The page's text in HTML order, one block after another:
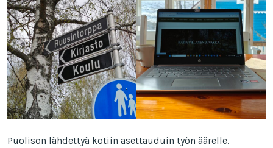
Puolison lähdettyä kotiin asettauduin työn äärelle.